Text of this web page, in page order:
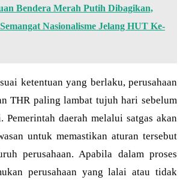
Bendera Merah Putih Dibagikan,
Nasionalisme Jelang HUT Ke-
ketentuan yang berlaku, perusahaan
THR paling lambat tujuh hari sebelum
daerah melalui satgas akan
untuk memastikan aturan tersebut
perusahaan. Apabila dalam proses
perusahaan yang lalai atau tidak